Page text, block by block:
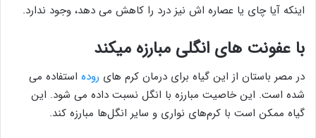
اینکه آیا چای یا عصاره اش نیز درد را کاهش می دهد، وجود ندارد.
با عفونت های انگلی مبارزه میکند
در مصر باستان از این گیاه برای درمان کرم های روده استفاده می
شده است. این خاصیت مبارزه با انگل نسبت داده می شود. این
گیاه ممکن است با کرم‌های نواری و سایر انگل‌ها مبارزه کند.